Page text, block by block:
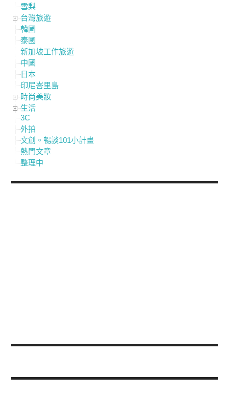
雪梨
台灣旅遊
韓國
泰國
新加坡工作旅遊
中國
日本
印尼峇里島
時尚美妝
生活
3C
外拍
文創。暢談101小計畫
熱門文章
整理中